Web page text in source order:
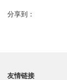
分享到：
友情链接